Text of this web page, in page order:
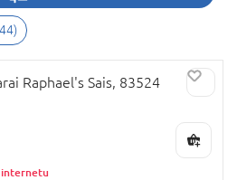
44)
Raphael's Sais, 83524
internetu